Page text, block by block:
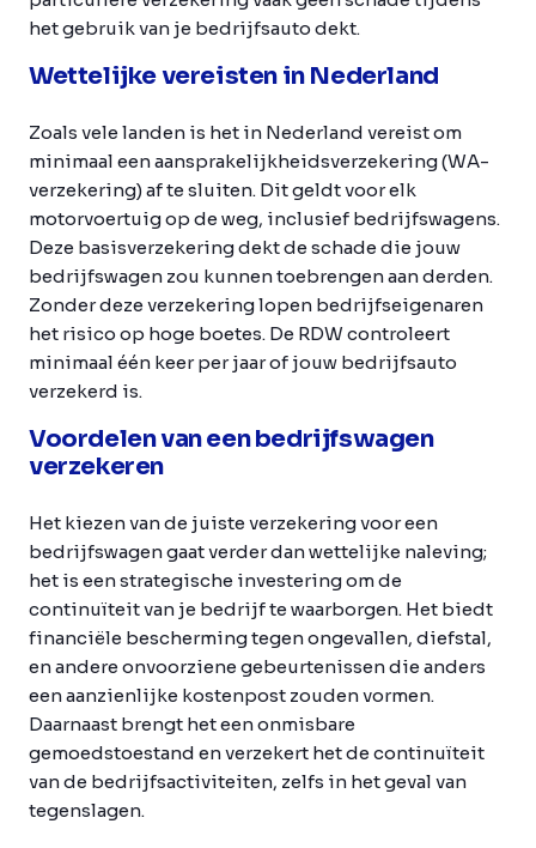
het gebruik van je bedrijfsauto dekt.
Wettelijke vereisten in Nederland
Zoals vele landen is het in Nederland vereist om
minimaal een aansprakelijkheidsverzekering (WA-
verzekering) af te sluiten. Dit geldt voor elk
motorvoertuig op de weg, inclusief bedrijfswagens.
Deze basisverzekering dekt de schade die jouw
bedrijfswagen zou kunnen toebrengen aan derden.
Zonder deze verzekering lopen bedrijfseigenaren
het risico op hoge boetes. De RDW controleert
minimaal één keer per jaar of jouw bedrijfsauto
verzekerd is.
Voordelen van een bedrijfswagen
verzekeren
Het kiezen van de juiste verzekering voor een
bedrijfswagen gaat verder dan wettelijke naleving;
het is een strategische investering om de
continuïteit van je bedrijf te waarborgen. Het biedt
financiële bescherming tegen ongevallen, diefstal,
en andere onvoorziene gebeurtenissen die anders
een aanzienlijke kostenpost zouden vormen.
Daarnaast brengt het een onmisbare
gemoedstoestand en verzekert het de continuïteit
van de bedrijfsactiviteiten, zelfs in het geval van
tegenslagen.